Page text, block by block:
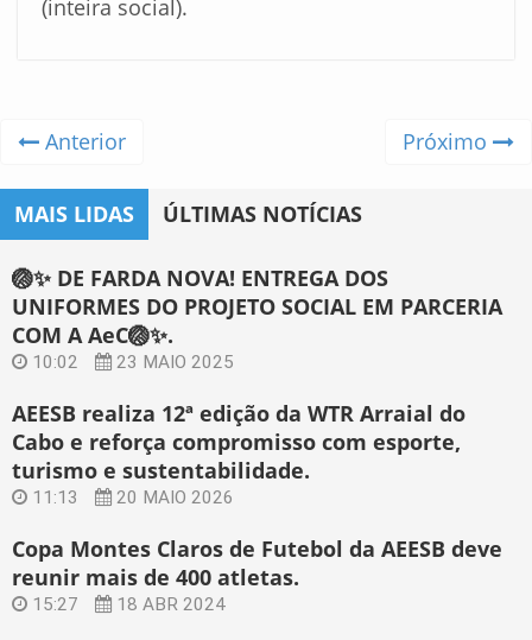
(inteira social).
Anterior Próximo
MAIS LIDAS ÚLTIMAS NOTÍCIAS
🏐✨ DE FARDA NOVA! ENTREGA DOS
UNIFORMES DO PROJETO SOCIAL EM PARCERIA
COM A AeC🏐✨.
10:02 23 MAIO 2025
AEESB realiza 12ª edição da WTR Arraial do
Cabo e reforça compromisso com esporte,
turismo e sustentabilidade.
11:13 20 MAIO 2026
Copa Montes Claros de Futebol da AEESB deve
reunir mais de 400 atletas.
15:27 18 ABR 2024